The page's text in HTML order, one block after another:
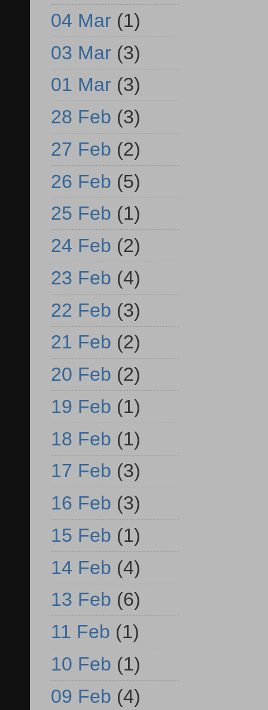
04 Mar (1)
03 Mar (3)
01 Mar (3)
28 Feb (3)
27 Feb (2)
26 Feb (5)
25 Feb (1)
24 Feb (2)
23 Feb (4)
22 Feb (3)
21 Feb (2)
20 Feb (2)
19 Feb (1)
18 Feb (1)
17 Feb (3)
16 Feb (3)
15 Feb (1)
14 Feb (4)
13 Feb (6)
11 Feb (1)
10 Feb (1)
09 Feb (4)